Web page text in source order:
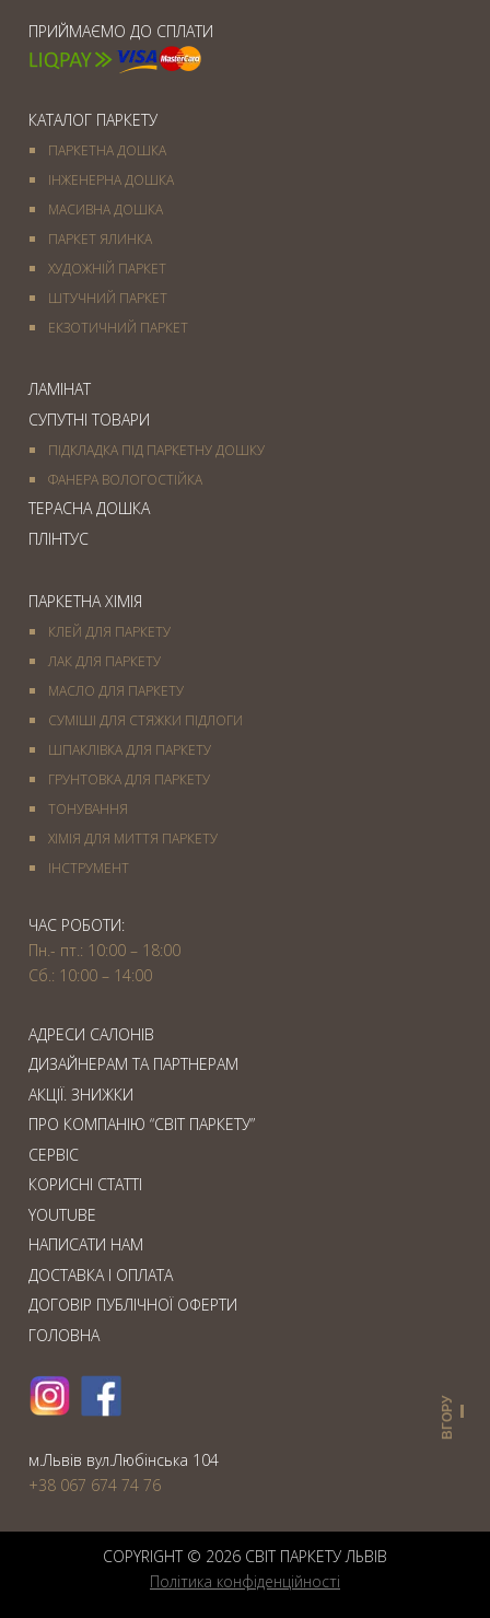
ПРИЙМАЄМО ДО СПЛАТИ
КАТАЛОГ ПАРКЕТУ
ПАРКЕТНА ДОШКА
ІНЖЕНЕРНА ДОШКА
МАСИВНА ДОШКА
ПАРКЕТ ЯЛИНКА
ХУДОЖНІЙ ПАРКЕТ
ШТУЧНИЙ ПАРКЕТ
ЕКЗОТИЧНИЙ ПАРКЕТ
ЛАМІНАТ
СУПУТНІ ТОВАРИ
ПІДКЛАДКА ПІД ПАРКЕТНУ ДОШКУ
ФАНЕРА ВОЛОГОСТІЙКА
ТЕРАСНА ДОШКА
ПЛІНТУС
ПАРКЕТНА ХІМІЯ
КЛЕЙ ДЛЯ ПАРКЕТУ
ЛАК ДЛЯ ПАРКЕТУ
МАСЛО ДЛЯ ПАРКЕТУ
СУМІШІ ДЛЯ СТЯЖКИ ПІДЛОГИ
ШПАКЛІВКА ДЛЯ ПАРКЕТУ
ГРУНТОВКА ДЛЯ ПАРКЕТУ
ТОНУВАННЯ
ХІМІЯ ДЛЯ МИТТЯ ПАРКЕТУ
IНСТРУМЕНТ
ЧАС РОБОТИ:
Пн.- пт.: 10:00 – 18:00
Сб.: 10:00 – 14:00
АДРЕСИ САЛОНІВ
ДИЗАЙНЕРАМ ТА ПАРТНЕРАМ
АКЦІЇ. ЗНИЖКИ
ПРО КОМПАНІЮ “СВІТ ПАРКЕТУ”
СЕРВІС
КОРИСНІ СТАТТІ
YOUTUBE
НАПИСАТИ НАМ
ДОСТАВКА І ОПЛАТА
ДОГОВІР ПУБЛІЧНОЇ ОФЕРТИ
ГОЛОВНА
ВГОРУ
м.Львiв вул.Любiнська 104
+38 067 674 74 76
COPYRIGHT © 2026 СВIТ ПАРКЕТУ ЛЬВІВ
Політика конфіденційності